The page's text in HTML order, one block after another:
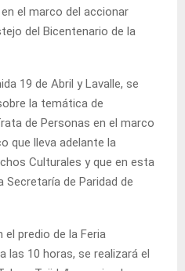
el marco del accionar
del Bicentenario de la
19 de Abril y Lavalle, se
la temática de
de Personas en el marco
que lleva adelante la
Culturales y que en esta
de Paridad de
el predio de la Feria
las 10 horas, se realizará el